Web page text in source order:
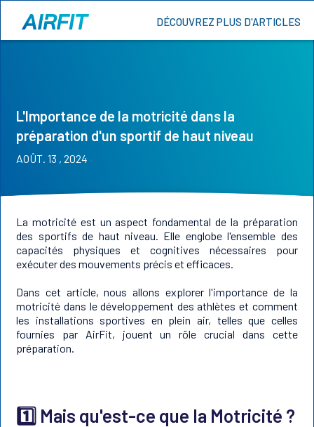
DÉCOUVREZ PLUS D'ARTICLES
L'Importance de la motricité dans la
préparation d'un sportif de haut niveau
AOÛT. 13 , 2024
La motricité est un aspect fondamental de la préparation
des sportifs de haut niveau. Elle englobe l'ensemble des
capacités physiques et cognitives nécessaires pour
exécuter des mouvements précis et efficaces.
Dans cet article, nous allons explorer l'importance de la
motricité dans le développement des athlètes et comment
les installations sportives en plein air, telles que celles
fournies par AirFit, jouent un rôle crucial dans cette
préparation.
1️⃣ Mais qu'est-ce que la Motricité ?